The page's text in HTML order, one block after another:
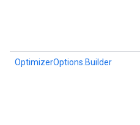
OptimizerOptions.Builder